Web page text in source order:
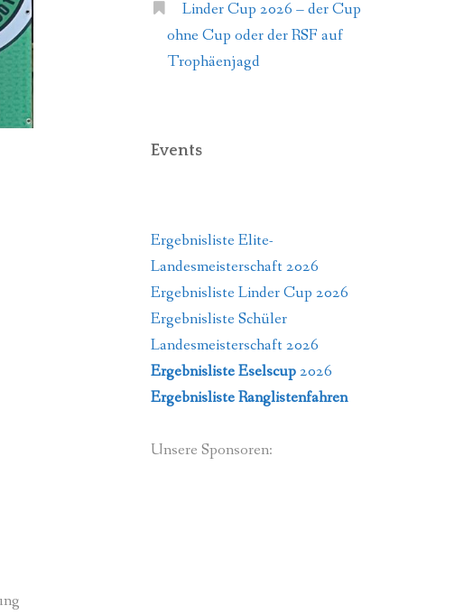
Linder Cup 2026 – der Cup
ohne Cup oder der RSF auf
Trophäenjagd
Events
Ergebnisliste Elite-
Landesmeisterschaft 2026
Ergebnisliste Linder Cup 2026
Ergebnisliste Schüler
Landesmeisterschaft 2026
Ergebnisliste Eselscup2026
Ergebnisliste Ranglistenfahren
Unsere Sponsoren: